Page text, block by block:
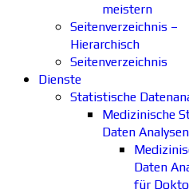
meistern
Seitenverzeichnis –
Hierarchisch
Seitenverzeichnis
Dienste
Statistische
Medizinische
Daten
Daten
für